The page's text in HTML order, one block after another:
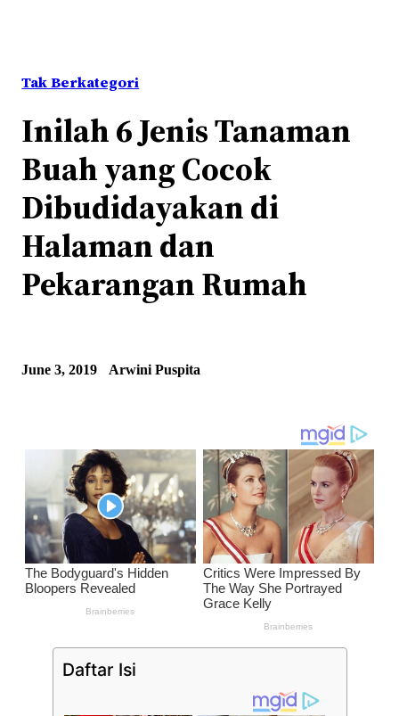
Tak Berkategori
Inilah 6 Jenis Tanaman
Buah yang Cocok
Dibudidayakan di
Halaman dan
Pekarangan Rumah
June 3, 2019 Arwini Puspita
Daftar Isi